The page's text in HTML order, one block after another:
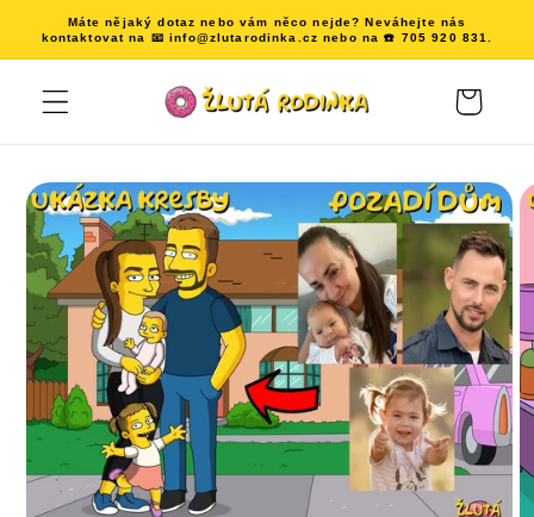
Přejít k
obsahu
Máte nějaký dotaz nebo vám něco nejde? Neváhejte nás
kontaktovat na 📧 info@zlutarodinka.cz nebo na ☎️ 705 920 831.
Košík
informace
o
produktu